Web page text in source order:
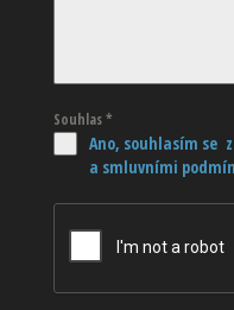
Souhlas*
Ano, souhlasím se
a smluvními